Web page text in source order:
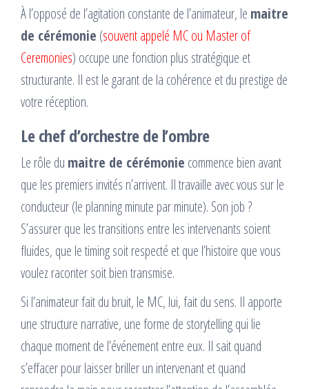
À l’opposé de l’agitation constante de l’animateur, le maitre
de cérémonie (souvent appelé MC ou Master of
Ceremonies) occupe une fonction plus stratégique et
structurante. Il est le garant de la cohérence et du prestige de
votre réception.
Le chef d’orchestre de l’ombre
Le rôle du maitre de cérémonie commence bien avant
que les premiers invités n’arrivent. Il travaille avec vous sur le
conducteur (le planning minute par minute). Son job ?
S’assurer que les transitions entre les intervenants soient
fluides, que le timing soit respecté et que l’histoire que vous
voulez raconter soit bien transmise.
Si l’animateur fait du bruit, le MC, lui, fait du sens. Il apporte
une structure narrative, une forme de storytelling qui lie
chaque moment de l’événement entre eux. Il sait quand
s’effacer pour laisser briller un intervenant et quand